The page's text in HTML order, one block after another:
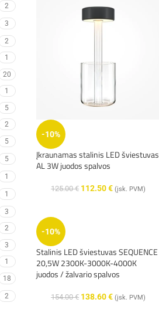
2
3
2
1
20
1
5
2
5
5
1
1
3
2
3
1
18
2
-10%
Įkraunamas stalinis LED šviestuvas
AL 3W juodos spalvos
125.00€ 112.50€ (įsk. PVM)
-10%
Stalinis LED šviestuvas SEQUENCE
20,5W 2300K-3000K-4000K
juodos / žalvario spalvos
154.00€ 138.60€ (įsk. PVM)